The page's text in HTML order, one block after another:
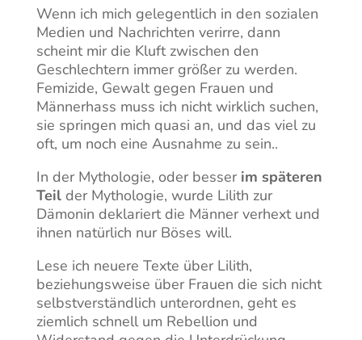
Wenn ich mich gelegentlich in den sozialen
Medien und Nachrichten verirre, dann
scheint mir die Kluft zwischen den
Geschlechtern immer größer zu werden.
Femizide, Gewalt gegen Frauen und
Männerhass muss ich nicht wirklich suchen,
sie springen mich quasi an, und das viel zu
oft, um noch eine Ausnahme zu sein..
In der Mythologie, oder besser im späteren
Teilder Mythologie, wurde Lilith zur
Dämonin deklariert die Männer verhext und
ihnen natürlich nur Böses will.
Lese ich neuere Texte über Lilith,
beziehungsweise über Frauen die sich nicht
selbstverständlich unterordnen, geht es
ziemlich schnell um Rebellion und